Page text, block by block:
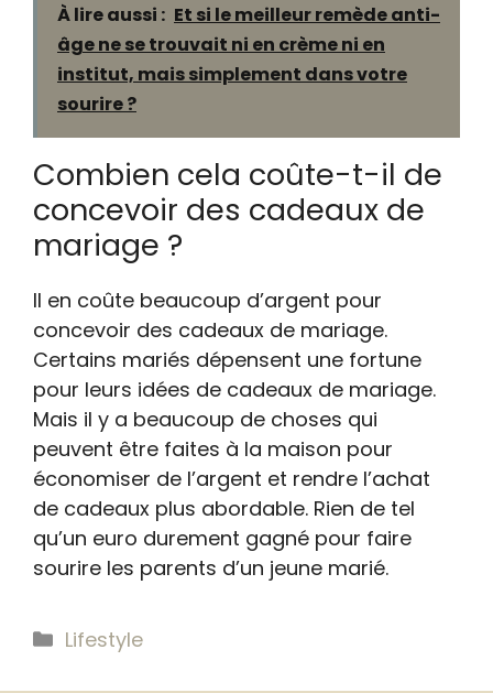
À lire aussi : Et si le meilleur remède anti-
âge ne se trouvait ni en crème ni en
institut, mais simplement dans votre
sourire ?
Combien cela coûte-t-il de
concevoir des cadeaux de
mariage ?
Il en coûte beaucoup d’argent pour
concevoir des cadeaux de mariage.
Certains mariés dépensent une fortune
pour leurs idées de cadeaux de mariage.
Mais il y a beaucoup de choses qui
peuvent être faites à la maison pour
économiser de l’argent et rendre l’achat
de cadeaux plus abordable. Rien de tel
qu’un euro durement gagné pour faire
sourire les parents d’un jeune marié.
Catégories
Lifestyle